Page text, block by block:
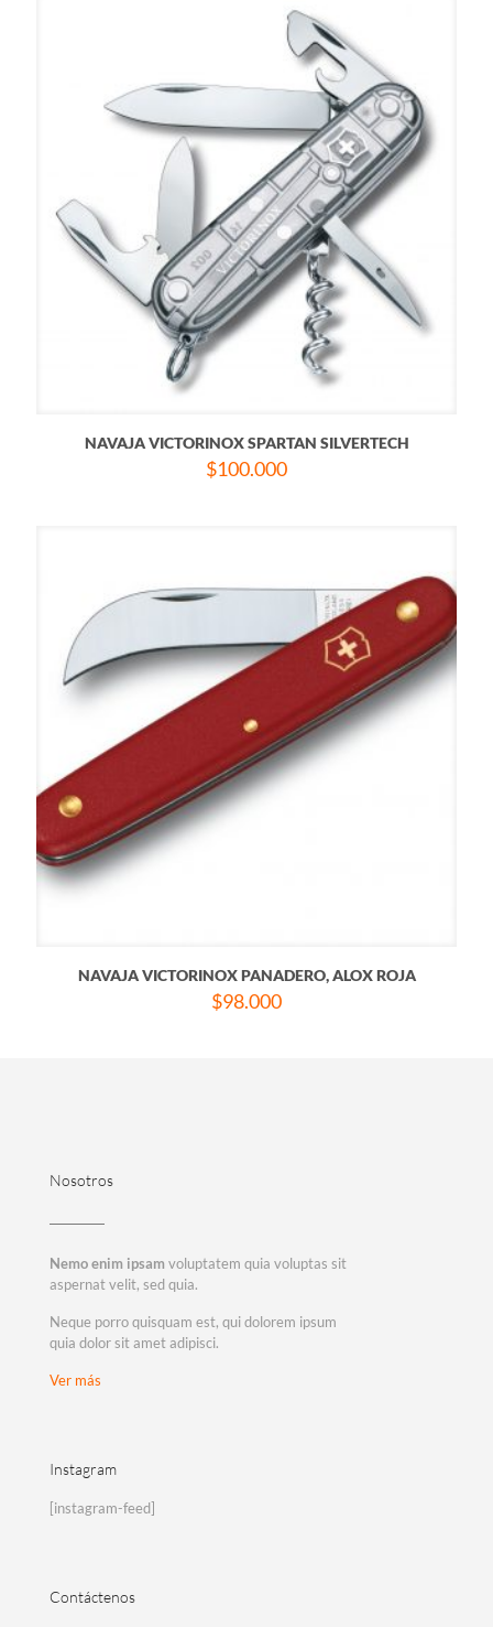
NAVAJA VICTORINOX SPARTAN SILVERTECH
$100.000
NAVAJA VICTORINOX PANADERO, ALOX ROJA
$98.000
Nosotros
Nemo enim ipsam voluptatem quia voluptas sit
aspernat velit, sed quia.
Neque porro quisquam est, qui dolorem ipsum
quia dolor sit amet adipisci.
Ver más
Instagram
[instagram-feed]
Contáctenos